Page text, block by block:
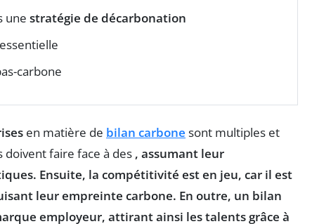
une stratégie de décarbonation
carbone
en matière de bilan carbone sont multiples et
faire face à des , assumant leur
. Ensuite, la compétitivité est en jeu, car il est
leurempreinte carbone. En outre, un bilan
employeur, attirant ainsi lestalents grâce à